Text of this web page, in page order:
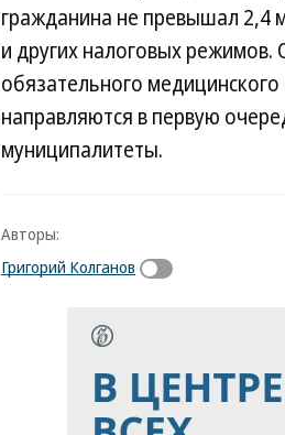
гражданина не превышал 2,4
и других налоговых
обязательного
направляются в первую
муниципалитеты.
Авторы:
Григорий Колганов